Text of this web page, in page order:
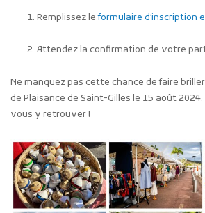
Remplissez leformulaire d’inscription
Attendez la confirmation de votre
Ne manquez pas cette chance de faire
de Plaisance de Saint-Gilles le 15 août
vous y retrouver !